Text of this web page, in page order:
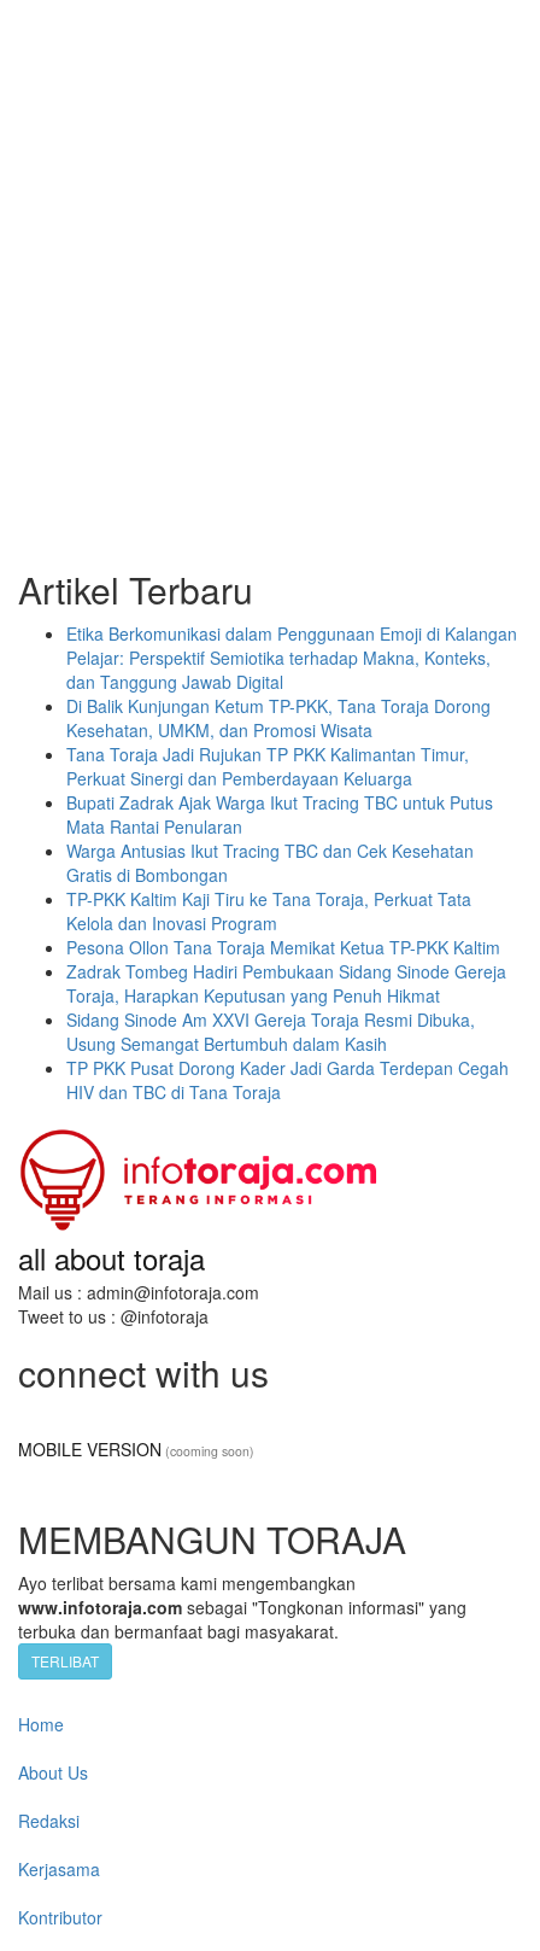
Artikel Terbaru
Etika Berkomunikasi dalam Penggunaan Emoji di Kalangan
Pelajar: Perspektif Semiotika terhadap Makna, Konteks,
dan Tanggung Jawab Digital
Di Balik Kunjungan Ketum TP-PKK, Tana Toraja Dorong
Kesehatan, UMKM, dan Promosi Wisata
Tana Toraja Jadi Rujukan TP PKK Kalimantan Timur,
Perkuat Sinergi dan Pemberdayaan Keluarga
Bupati Zadrak Ajak Warga Ikut Tracing TBC untuk Putus
Mata Rantai Penularan
Warga Antusias Ikut Tracing TBC dan Cek Kesehatan
Gratis di Bombongan
TP-PKK Kaltim Kaji Tiru ke Tana Toraja, Perkuat Tata
Kelola dan Inovasi Program
Pesona Ollon Tana Toraja Memikat Ketua TP-PKK Kaltim
Zadrak Tombeg Hadiri Pembukaan Sidang Sinode Gereja
Toraja, Harapkan Keputusan yang Penuh Hikmat
Sidang Sinode Am XXVI Gereja Toraja Resmi Dibuka,
Usung Semangat Bertumbuh dalam Kasih
TP PKK Pusat Dorong Kader Jadi Garda Terdepan Cegah
HIV dan TBC di Tana Toraja
all about toraja
Mail us : admin@infotoraja.com
Tweet to us : @infotoraja
connect with us
MOBILE VERSION (cooming soon)
MEMBANGUN TORAJA
Ayo terlibat bersama kami mengembangkan
www.infotoraja.com sebagai "Tongkonan informasi" yang
terbuka dan bermanfaat bagi masyakarat.
TERLIBAT
Home
About Us
Redaksi
Kerjasama
Kontributor